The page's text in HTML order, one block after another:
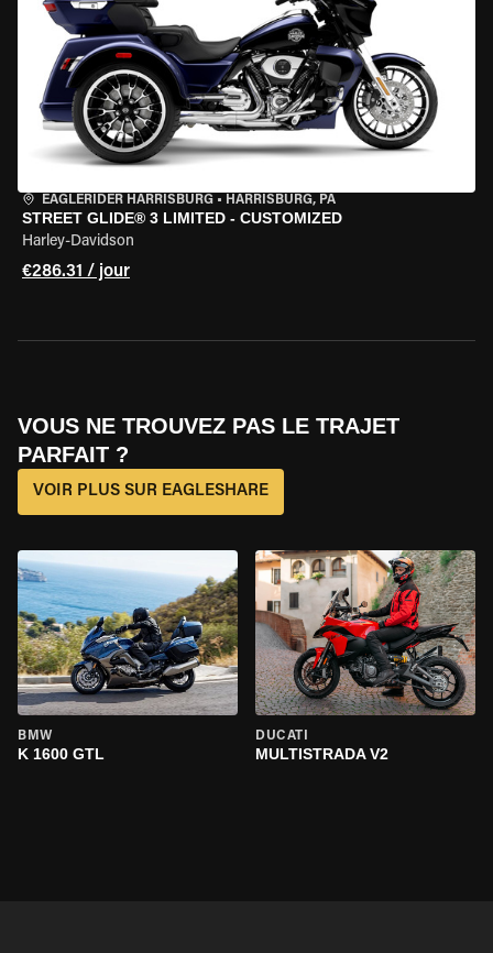
EAGLERIDER HARRISBURG • HARRISBURG, PA
STREET GLIDE® 3 LIMITED - CUSTOMIZED
Harley-Davidson
€286.31 / jour
VOUS NE TROUVEZ PAS LE TRAJET
PARFAIT ?
VOIR PLUS SUR EAGLESHARE
BMW
K 1600 GTL
DUCATI
MULTISTRADA V2